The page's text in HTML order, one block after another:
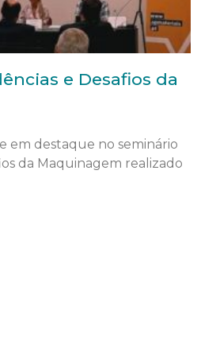
e Desafios da
em destaque no seminário
da Maquinagem realizado